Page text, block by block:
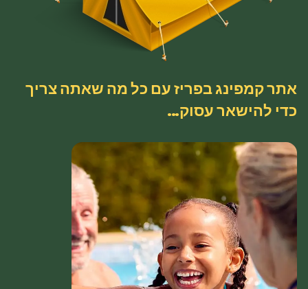
אתר קמפינג בפריז עם כל מה שאתה צריך
כדי להישאר עסוק…